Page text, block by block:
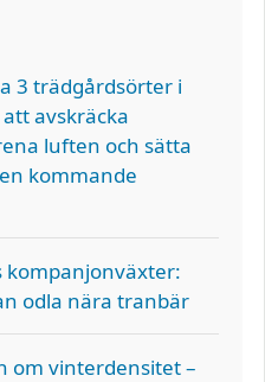
3 trädgårdsörter i
avskräcka
luften och sätta
kommande
kompanjonväxter:
odla nära tranbär
om vinterdensitet –